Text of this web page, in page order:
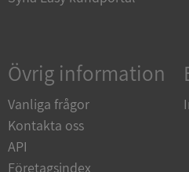
Övrig information
Vanliga frågor
Kontakta oss
API
Företagsindex
VISITOR_PRIVACY_METADATA